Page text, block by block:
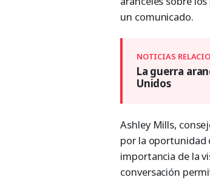
un comunicado.
La guerra
Unidos
Ashley Mills,
por la oportunidad
importancia de la
conversación